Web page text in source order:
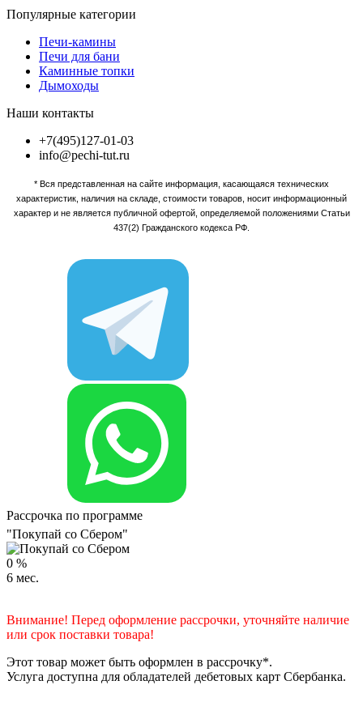
Популярные категории
Печи-камины
Печи для бани
Каминные топки
Дымоходы
Наши контакты
+7(495)127-01-03
info@pechi-tut.ru
* Вся представленная на сайте информация, касающаяся технических
характеристик, наличия на складе, стоимости товаров, носит информационный
характер и не является публичной офертой, определяемой положениями Статьи
437(2) Гражданского кодекса РФ.
Рассрочка по программе
"Покупай со Сбером"
0 %
6 мес.
Внимание! Перед оформление рассрочки, уточняйте наличие
или срок поставки товара!
Этот товар может быть оформлен в рассрочку*.
Услуга доступна для обладателей дебетовых карт Сбербанка.